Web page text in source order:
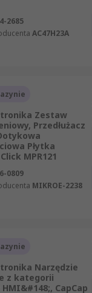
2685
AC47H23A
Zestaw
Przedłużacz
Płytka
MPR121
0809
MIKROE-2238
Narzędzie
z kategorii
CapCap